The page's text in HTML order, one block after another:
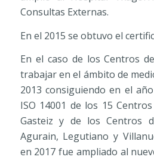
Consultas Externas.
En el 2015 se obtuvo el
En el caso de los Centros
trabajar en el ámbito de
2013 consiguiendo en el
ISO 14001 de los 15
Gasteiz y de los Centros
Agurain, Legutiano y
en 2017 fue ampliado al